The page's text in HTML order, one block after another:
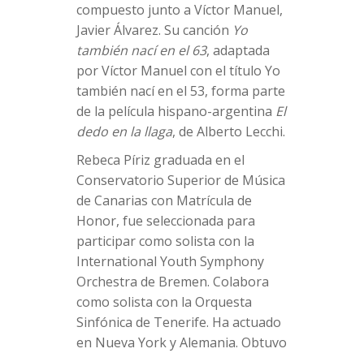
compuesto junto a Víctor Manuel,
Javier Álvarez. Su canción Yo
también nací en el 63, adaptada
por Víctor Manuel con el título Yo
también nací en el 53, forma parte
de la película hispano-argentina El
dedo en la llaga, de Alberto Lecchi.
Rebeca Píriz graduada en el
Conservatorio Superior de Música
de Canarias con Matrícula de
Honor, fue seleccionada para
participar como solista con la
International Youth Symphony
Orchestra de Bremen. Colabora
como solista con la Orquesta
Sinfónica de Tenerife. Ha actuado
en Nueva York y Alemania. Obtuvo